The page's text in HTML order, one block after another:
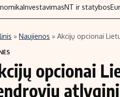
Finansai
Įmonės
InvestavimasNT ir statybos
» Naujienos » Akcijų opcionai
opcionai